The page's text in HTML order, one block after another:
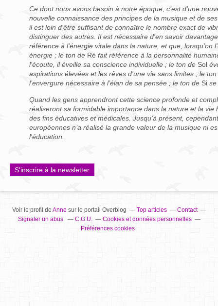
Ce dont nous avons besoin à notre époque, c’est d’une
nouvelle connaissance des principes de la musique et de
il est loin d'être suffisant de connaître le nombre exact de
distinguer des autres. Il est nécessaire d'en savoir
référence à l'énergie vitale dans la nature, et que, lorsqu’on
énergie ; le ton de Ré fait référence à la personnalité
l'écoute, il éveille sa conscience individuelle ; le ton de Sol
aspirations élevées et les rêves d'une vie sans limites ; le
l’envergure nécessaire à l’élan de sa pensée ; le ton de Si se
Quand les gens apprendront cette science profonde et
réaliseront sa formidable importance dans la nature et la vie
des fins éducatives et médicales. Jusqu'à présent,
européennes n’a réalisé la grande valeur de la musique ni
l'éducation.
S'inscrire à la newsletter
Voir le profil de Annesur le portail Overblog Top articles
Contact
Signaler un abus
C.G.U.
Cookies et données personnelles
Préférences cookies